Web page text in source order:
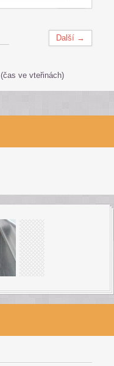
Další →
(čas ve vteřinách)